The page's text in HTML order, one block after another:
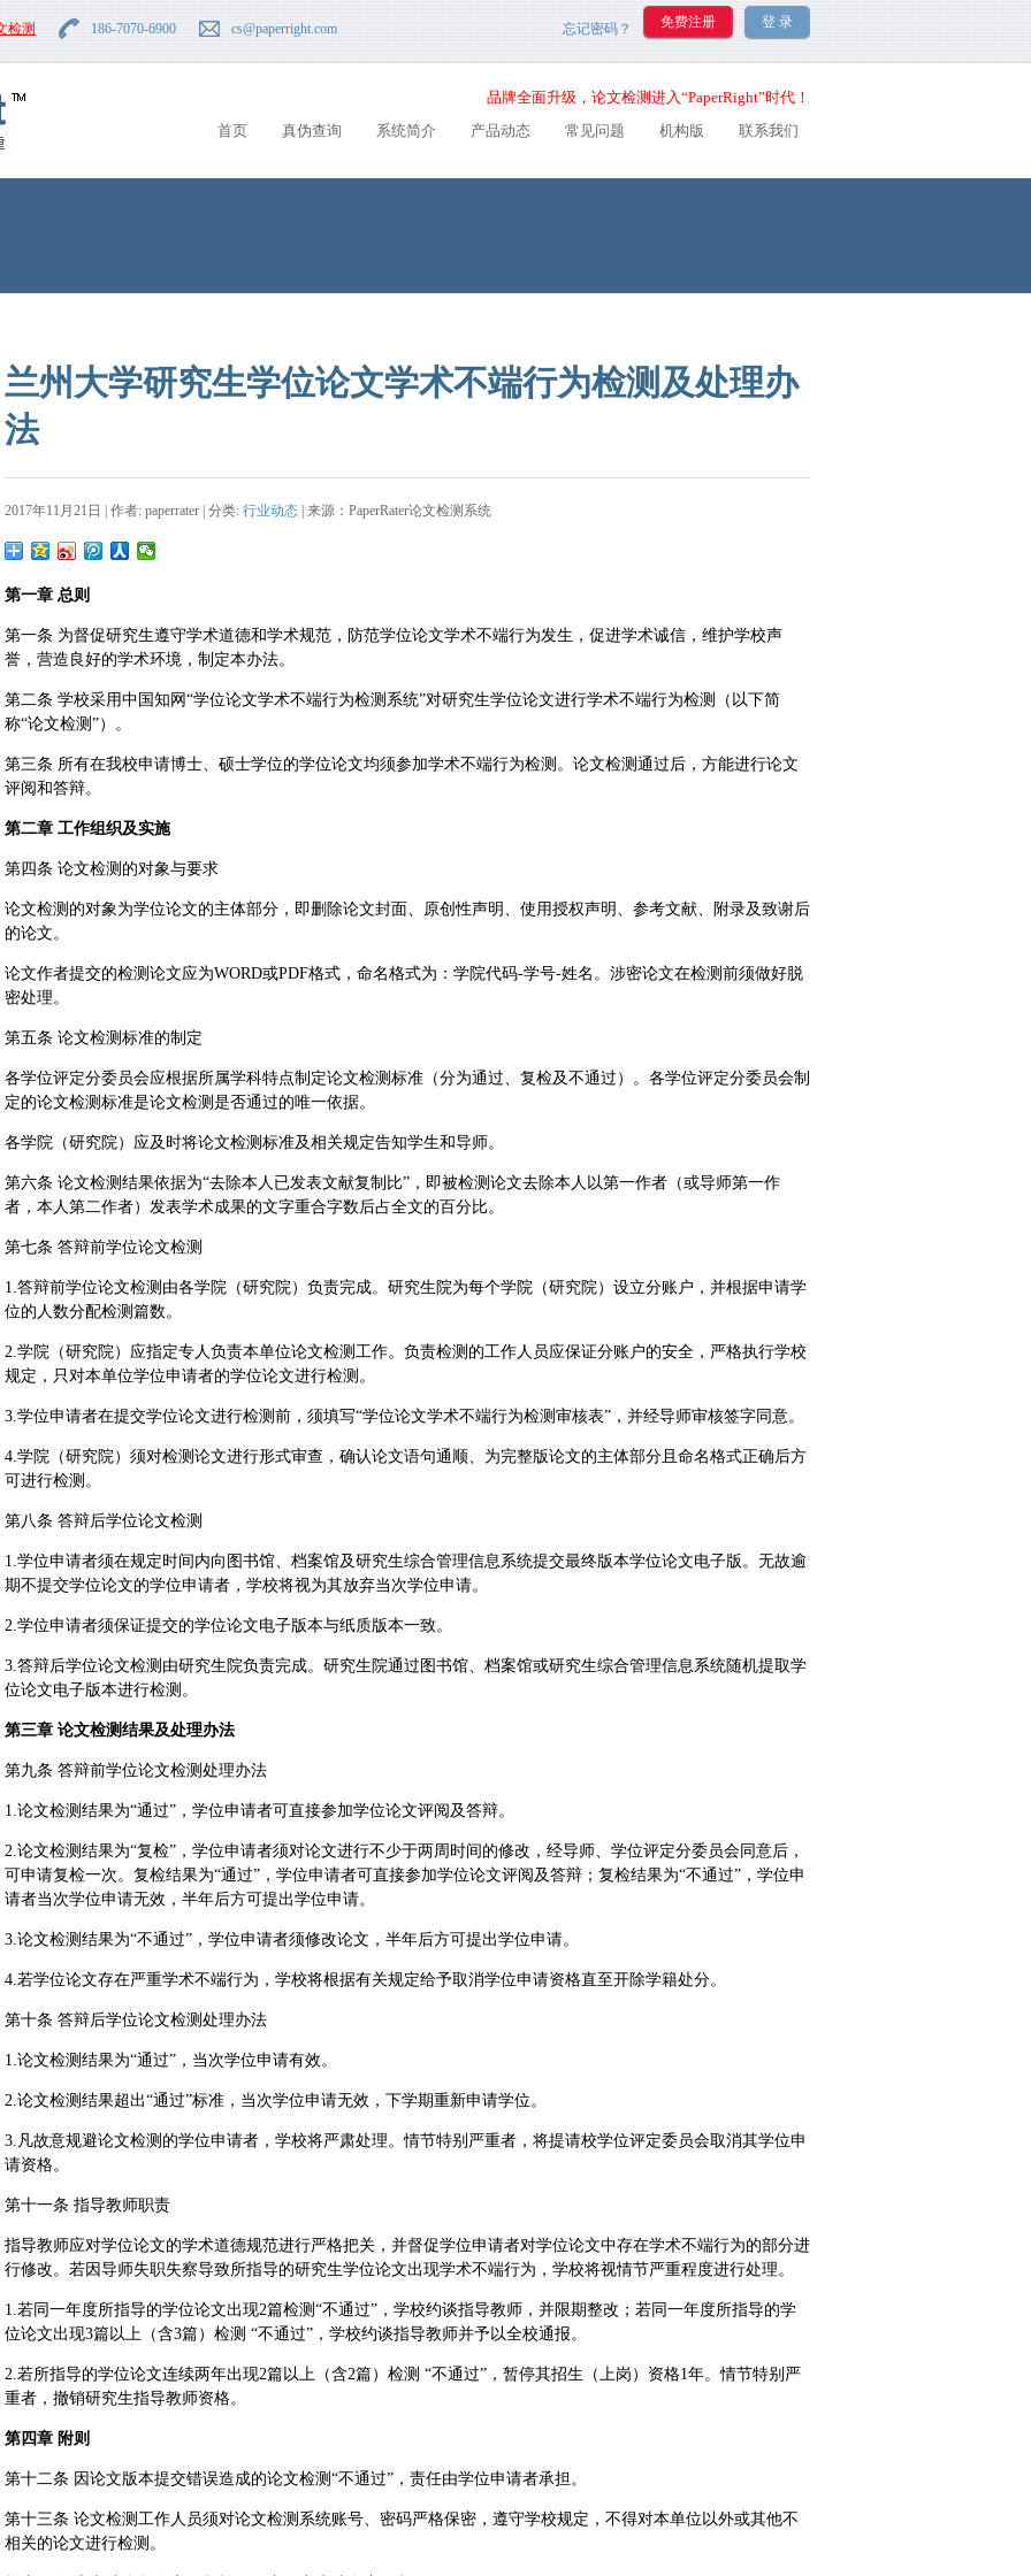
检测 186-7070-6900 cs@paperright.com 忘记密码？
品牌全面升级，论文检测进入“PaperRight”时代！
首页
真伪查询 系统简介 产品动态 常见问题 机构版 联系我们
兰州大学研究生学位论文学术不端行为检测及处理办
法
2017年11月21日 | 作者: paperrater | 分类: 行业动态 | 来源：PaperRater论文检测系统
第一章 总则
第一条 为督促研究生遵守学术道德和学术规范，防范学位论文学术不端行为发生，促进学术诚信，维护学校声
誉，营造良好的学术环境，制定本办法。
第二条 学校采用中国知网“学位论文学术不端行为检测系统”对研究生学位论文进行学术不端行为检测（以下简
称“论文检测”）。
第三条 所有在我校申请博士、硕士学位的学位论文均须参加学术不端行为检测。论文检测通过后，方能进行论文
评阅和答辩。
第二章 工作组织及实施
第四条 论文检测的对象与要求
论文检测的对象为学位论文的主体部分，即删除论文封面、原创性声明、使用授权声明、参考文献、附录及致谢后
的论文。
论文作者提交的检测论文应为WORD或PDF格式，命名格式为：学院代码-学号-姓名。涉密论文在检测前须做好脱
密处理。
第五条 论文检测标准的制定
各学位评定分委员会应根据所属学科特点制定论文检测标准（分为通过、复检及不通过）。各学位评定分委员会制
定的论文检测标准是论文检测是否通过的唯一依据。
各学院（研究院）应及时将论文检测标准及相关规定告知学生和导师。
第六条 论文检测结果依据为“去除本人已发表文献复制比”，即被检测论文去除本人以第一作者（或导师第一作
者，本人第二作者）发表学术成果的文字重合字数后占全文的百分比。
第七条 答辩前学位论文检测
1.答辩前学位论文检测由各学院（研究院）负责完成。研究生院为每个学院（研究院）设立分账户，并根据申请学
位的人数分配检测篇数。
2.学院（研究院）应指定专人负责本单位论文检测工作。负责检测的工作人员应保证分账户的安全，严格执行学校
规定，只对本单位学位申请者的学位论文进行检测。
3.学位申请者在提交学位论文进行检测前，须填写“学位论文学术不端行为检测审核表”，并经导师审核签字同意。
4.学院（研究院）须对检测论文进行形式审查，确认论文语句通顺、为完整版论文的主体部分且命名格式正确后方
可进行检测。
第八条 答辩后学位论文检测
1.学位申请者须在规定时间内向图书馆、档案馆及研究生综合管理信息系统提交最终版本学位论文电子版。无故逾
期不提交学位论文的学位申请者，学校将视为其放弃当次学位申请。
2.学位申请者须保证提交的学位论文电子版本与纸质版本一致。
3.答辩后学位论文检测由研究生院负责完成。研究生院通过图书馆、档案馆或研究生综合管理信息系统随机提取学
位论文电子版本进行检测。
第三章 论文检测结果及处理办法
第九条 答辩前学位论文检测处理办法
1.论文检测结果为“通过”，学位申请者可直接参加学位论文评阅及答辩。
2.论文检测结果为“复检”，学位申请者须对论文进行不少于两周时间的修改，经导师、学位评定分委员会同意后，
可申请复检一次。复检结果为“通过”，学位申请者可直接参加学位论文评阅及答辩；复检结果为“不通过”，学位申
请者当次学位申请无效，半年后方可提出学位申请。
3.论文检测结果为“不通过”，学位申请者须修改论文，半年后方可提出学位申请。
4.若学位论文存在严重学术不端行为，学校将根据有关规定给予取消学位申请资格直至开除学籍处分。
第十条 答辩后学位论文检测处理办法
1.论文检测结果为“通过”，当次学位申请有效。
2.论文检测结果超出“通过”标准，当次学位申请无效，下学期重新申请学位。
3.凡故意规避论文检测的学位申请者，学校将严肃处理。情节特别严重者，将提请校学位评定委员会取消其学位申
请资格。
第十一条 指导教师职责
指导教师应对学位论文的学术道德规范进行严格把关，并督促学位申请者对学位论文中存在学术不端行为的部分进
行修改。若因导师失职失察导致所指导的研究生学位论文出现学术不端行为，学校将视情节严重程度进行处理。
1.若同一年度所指导的学位论文出现2篇检测“不通过”，学校约谈指导教师，并限期整改；若同一年度所指导的学
位论文出现3篇以上（含3篇）检测 “不通过”，学校约谈指导教师并予以全校通报。
2.若所指导的学位论文连续两年出现2篇以上（含2篇）检测 “不通过”，暂停其招生（上岗）资格1年。情节特别严
重者，撤销研究生指导教师资格。
第四章 附则
第十二条 因论文版本提交错误造成的论文检测“不通过”，责任由学位申请者承担。
第十三条 论文检测工作人员须对论文检测系统账号、密码严格保密，遵守学校规定，不得对本单位以外或其他不
相关的论文进行检测。